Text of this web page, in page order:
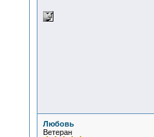
Любовь
Ветеран